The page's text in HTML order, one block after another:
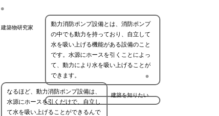
建築物研究家
動力消防ポンプ設備とは、消防ポンプ
の中でも動力を持っており、自立して
水を吸い上げる機能がある設備のこと
です。水源にホースを引くことによっ
て、動力により水を吸い上げることが
できます。
建築を知りたい
なるほど、動力消防ポンプ設備は、
水源にホースを引くだけで、自立し
て水を吸い上げることができるんで